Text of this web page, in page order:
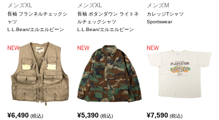
メンズXL
長袖 フランネルチェックシ
ャツ
L.L.Bean/エルエルビーン
メンズXL
長袖 ボタンダウン ライトネ
ルチェックシャツ
L.L.Bean/エルエルビーン
メンズM
カレッジTシャツ
Sportswear
¥6,490 (税込) ¥5,390(税込) ¥7,590 (税込)